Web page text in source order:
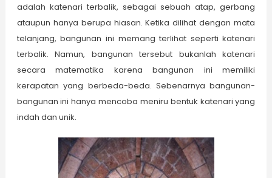
adalah katenari terbalik, sebagai sebuah atap, gerbang
ataupun hanya berupa hiasan. Ketika dilihat dengan mata
telanjang, bangunan ini memang terlihat seperti katenari
terbalik. Namun, bangunan tersebut bukanlah katenari
secara matematika karena bangunan ini memiliki
kerapatan yang berbeda-beda. Sebenarnya bangunan-
bangunan ini hanya mencoba meniru bentuk katenari yang
indah dan unik.